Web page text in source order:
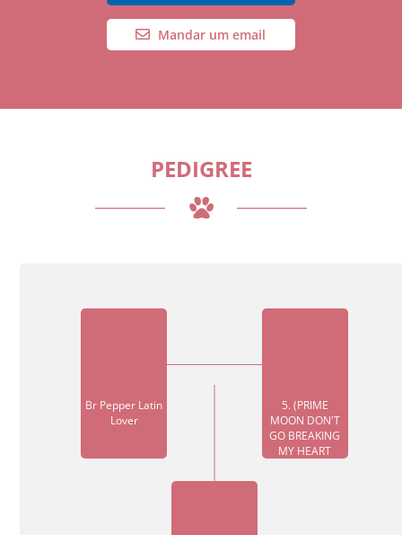
Mandar um email
PEDIGREE
Br Pepper Latin
Lover
5. (PRIME
MOON DON'T
GO BREAKING
MY HEART